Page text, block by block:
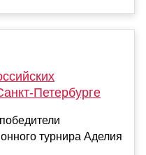
Петербурге
турнира Аделия